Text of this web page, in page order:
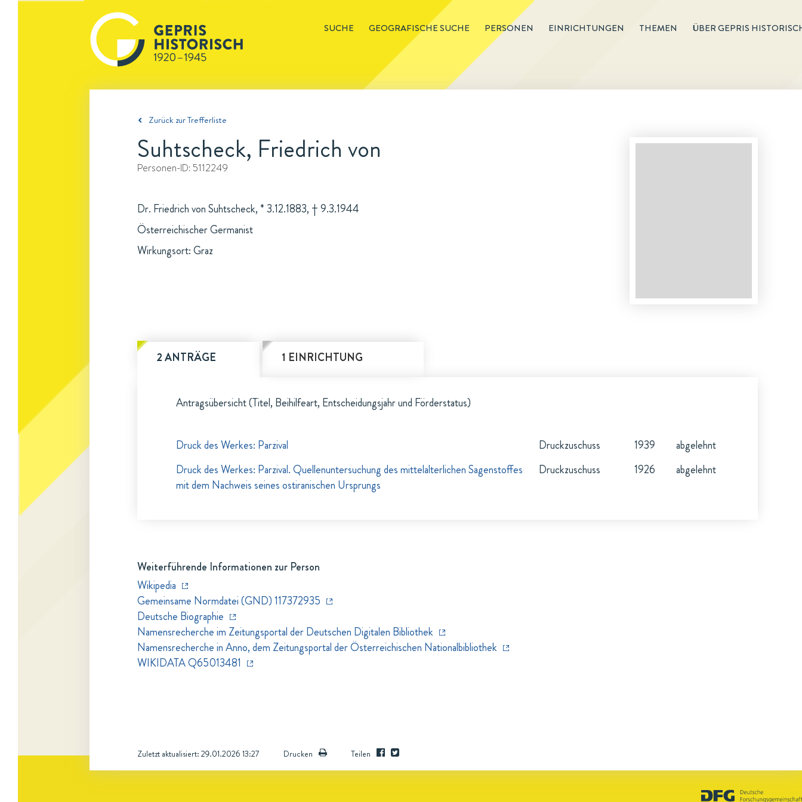
SUCHE GEOGRAFISCHE SUCHE PERSONEN EINRICHTUNGEN THEMEN ÜBER GEPRIS
Zurück zur Trefferliste
Suhtscheck, Friedrich von
Personen-ID: 5112249
Dr. Friedrich von Suhtscheck, * 3.12.1883, † 9.3.1944
Österreichischer Germanist
Wirkungsort: Graz
2 ANTRÄGE 1 EINRICHTUNG
Antragsübersicht (Titel, Beihilfeart, Entscheidungsjahr und Förderstatus)
Druck des Werkes: Parzival Druckzuschuss 1939
abgelehnt
Druck des Werkes: Parzival. Quellenuntersuchung des mittelalterlichen Sagenstoffes
mit dem Nachweis seines ostiranischen Ursprungs
Druckzuschuss 1926 abgelehnt
Weiterführende Informationen zur Person
Wikipedia
Gemeinsame Normdatei (GND) 117372935
Deutsche Biographie
Namensrecherche im Zeitungsportal der Deutschen Digitalen Bibliothek
Namensrecherche in Anno, dem Zeitungsportal der Österreichischen Nationalbibliothek
WIKIDATA Q65013481
Zuletzt aktualisiert: 29.01.2026 13:27 Drucken Teilen